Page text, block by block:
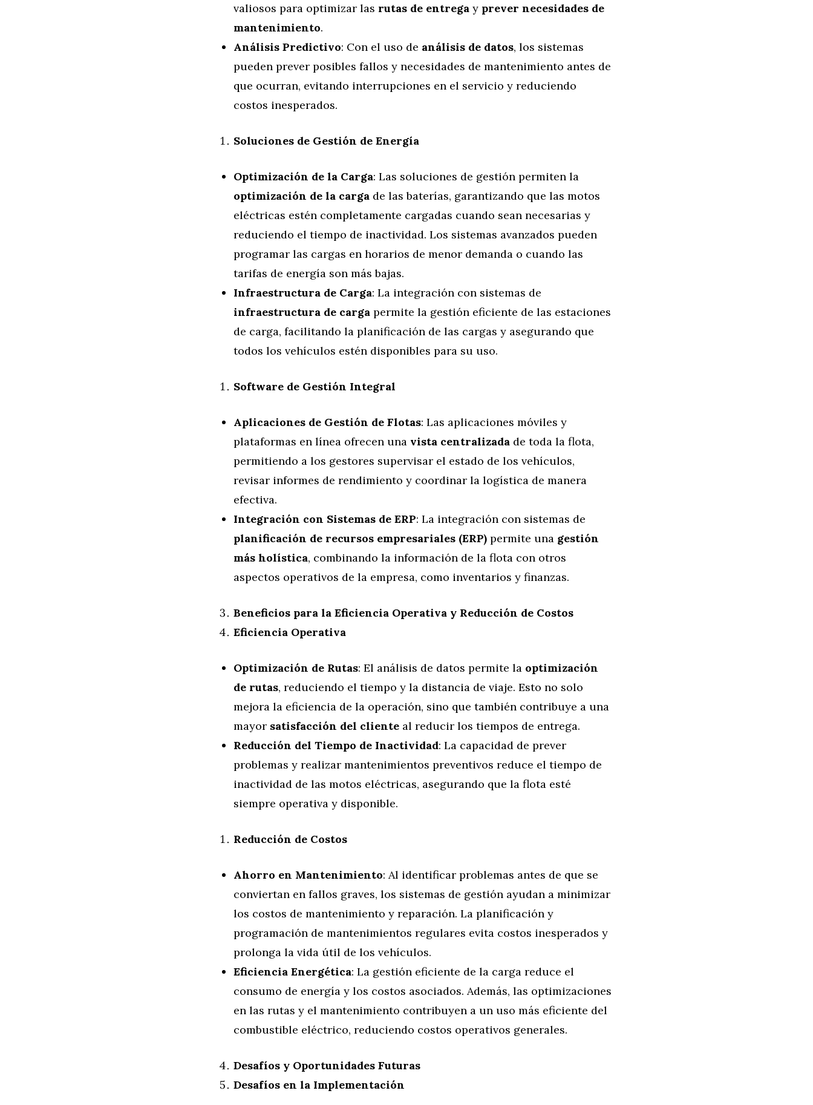
valiosos para optimizar las rutas de entrega y prever necesidades de
mantenimiento.
Análisis Predictivo: Con el uso de análisis de datos, los sistemas
pueden prever posibles fallos y necesidades de mantenimiento antes de
que ocurran, evitando interrupciones en el servicio y reduciendo
costos inesperados.
Soluciones de Gestión de Energía
Optimización de la Carga: Las soluciones de gestión permiten la
optimización de la carga de las baterías, garantizando que las motos
eléctricas estén completamente cargadas cuando sean necesarias y
reduciendo el tiempo de inactividad. Los sistemas avanzados pueden
programar las cargas en horarios de menor demanda o cuando las
tarifas de energía son más bajas.
Infraestructura de Carga: La integración con sistemas de
infraestructura de carga permite la gestión eficiente de las estaciones
de carga, facilitando la planificación de las cargas y asegurando que
todos los vehículos estén disponibles para su uso.
Software de Gestión Integral
Aplicaciones de Gestión de Flotas: Las aplicaciones móviles y
plataformas en línea ofrecen una vista centralizada de toda la flota,
permitiendo a los gestores supervisar el estado de los vehículos,
revisar informes de rendimiento y coordinar la logística de manera
efectiva.
Integración con Sistemas de ERP: La integración con sistemas de
planificación de recursos empresariales (ERP) permite una gestión
más holística, combinando la información de la flota con otros
aspectos operativos de la empresa, como inventarios y finanzas.
Beneficios para la Eficiencia Operativa y Reducción de Costos
Eficiencia Operativa
Optimización de Rutas: El análisis de datos permite la optimización
de rutas, reduciendo el tiempo y la distancia de viaje. Esto no solo
mejora la eficiencia de la operación, sino que también contribuye a una
mayor satisfacción del cliente al reducir los tiempos de entrega.
Reducción del Tiempo de Inactividad: La capacidad de prever
problemas y realizar mantenimientos preventivos reduce el tiempo de
inactividad de las motos eléctricas, asegurando que la flota esté
siempre operativa y disponible.
Reducción de Costos
Ahorro en Mantenimiento: Al identificar problemas antes de que se
conviertan en fallos graves, los sistemas de gestión ayudan a minimizar
los costos de mantenimiento y reparación. La planificación y
programación de mantenimientos regulares evita costos inesperados y
prolonga la vida útil de los vehículos.
Eficiencia Energética: La gestión eficiente de la carga reduce el
consumo de energía y los costos asociados. Además, las optimizaciones
en las rutas y el mantenimiento contribuyen a un uso más eficiente del
combustible eléctrico, reduciendo costos operativos generales.
Desafíos y Oportunidades Futuras
Desafíos en la Implementación